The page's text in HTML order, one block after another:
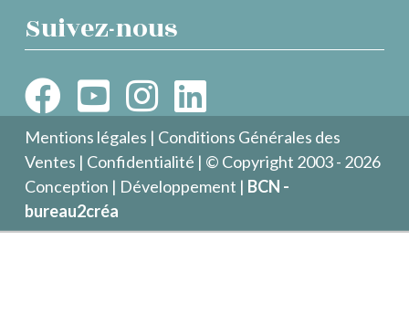
Suivez-nous
Mentions légales | Conditions Générales des
Ventes | Confidentialité | © Copyright 2003 - 2026
Conception | Développement | BCN -
bureau2créa